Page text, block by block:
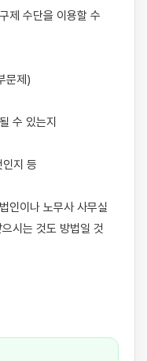
제 수단을 이용할 수
문제)
수 있는지
지 등
인이나 노무사 사무실
시는 것도 방법일 것